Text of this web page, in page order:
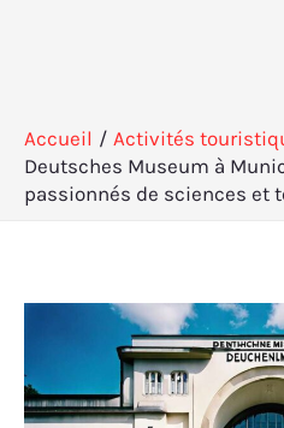
Accueil
Activités
Deutsches Museum à
passionnés de sciences et